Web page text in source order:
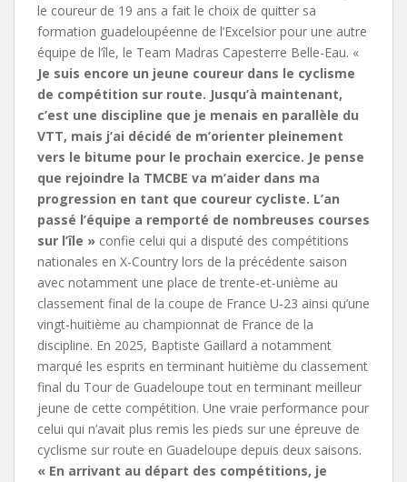
le coureur de 19 ans a fait le choix de quitter sa
formation guadeloupéenne de l’Excelsior pour une autre
équipe de l’île, le Team Madras Capesterre Belle-Eau. «
Je suis encore un jeune coureur dans le cyclisme
de compétition sur route. Jusqu’à maintenant,
c’est une discipline que je menais en parallèle du
VTT, mais j’ai décidé de m’orienter pleinement
vers le bitume pour le prochain exercice. Je pense
que rejoindre la TMCBE va m’aider dans ma
progression en tant que coureur cycliste. L’an
passé l’équipe a remporté de nombreuses courses
sur l’île » confie celui qui a disputé des compétitions
nationales en X-Country lors de la précédente saison
avec notamment une place de trente-et-unième au
classement final de la coupe de France U-23 ainsi qu’une
vingt-huitième au championnat de France de la
discipline. En 2025, Baptiste Gaillard a notamment
marqué les esprits en terminant huitième du classement
final du Tour de Guadeloupe tout en terminant meilleur
jeune de cette compétition. Une vraie performance pour
celui qui n’avait plus remis les pieds sur une épreuve de
cyclisme sur route en Guadeloupe depuis deux saisons.
« En arrivant au départ des compétitions, je